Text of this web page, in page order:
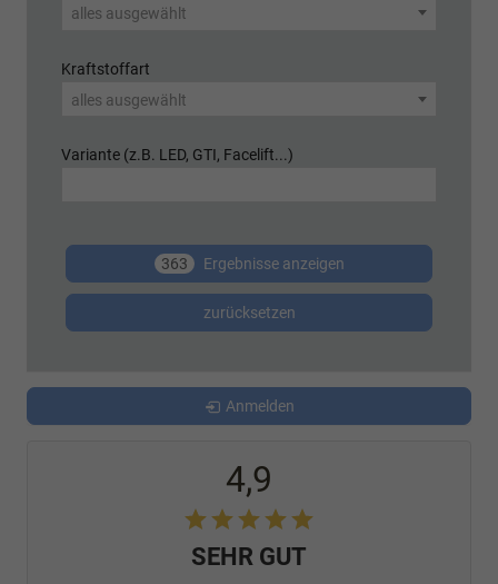
alles ausgewählt
Kraftstoffart
alles ausgewählt
Variante (z.B. LED, GTI, Facelift...)
363 Ergebnisse anzeigen
zurücksetzen
Anmelden
4,9
SEHR GUT